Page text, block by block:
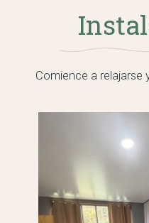
Comience a relajarse